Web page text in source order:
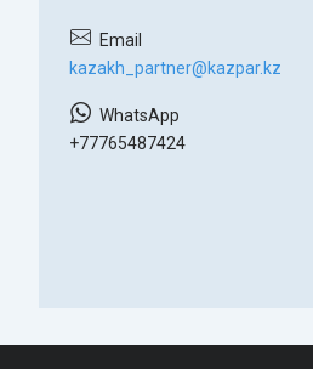
kazakh_partner@kazpar.kz
+77765487424